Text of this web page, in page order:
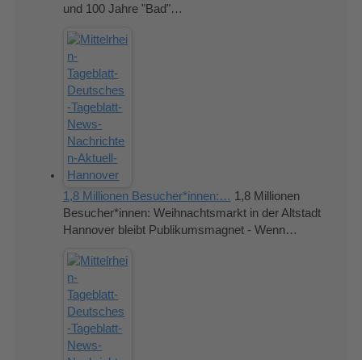
und 100 Jahre "Bad"…
1,8 Millionen Besucher*innen:… 1,8 Millionen
Besucher*innen: Weihnachtsmarkt in der Altstadt
Hannover bleibt Publikumsmagnet - Wenn…